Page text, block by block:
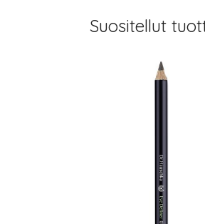
Suositellut